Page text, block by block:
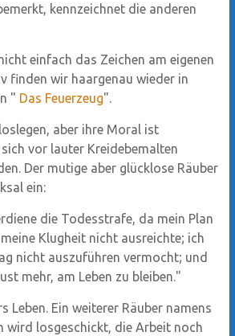
kennzeichnet die anderen
einfach das Zeichen am eigenen
finden wir haargenau wieder in
" Das Feuerzeug".
aber ihre Moral ist
vor lauter Kreidebemalten
Der mutige aber glücklose Räuber
ein:
die Todesstrafe, da mein Plan
Klugheit nicht ausreichte; ich
nicht auszuführen vermocht; und
mehr, am Leben zu bleiben."
Leben. Ein weiterer Räuber namens
wird losgeschickt, die Arbeit noch